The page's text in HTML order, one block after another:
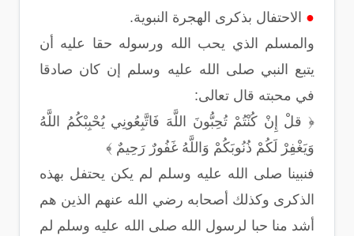
● الاحتفال بذكرى الهجرة النبوية.
والمسلم الذي يحب الله ورسوله حقا عليه أن
يتبع النبي صلى الله عليه وسلم إن كان صادقا
في محبته قال تعالى:
﴿ قلْ إِنْ كُنْتُمْ تُحِبُّونَ اللَّهَ فَاتَّبِعُونِي يُحْبِبْكُمُ اللَّهُ
وَيَغْفِرْ لَكُمْ ذُنُوبَكُمْ وَاللَّهُ غَفُورٌ رَحِيمٌ ﴾
فنبينا صلى الله عليه وسلم لم يكن يحتفل بهذه
الذكرى وكذلك أصحابه رضي الله عنهم الذين هم
أشد منا حبا لرسول الله صلى الله عليه وسلم لم